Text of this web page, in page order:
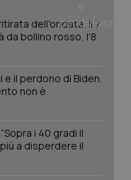
dell'ondata: il 7
da bollino rosso, l'8
e il perdono di Biden.
non è
i 40 gradi il
a disperdere il
Google LLC
.quotidianosanita.it